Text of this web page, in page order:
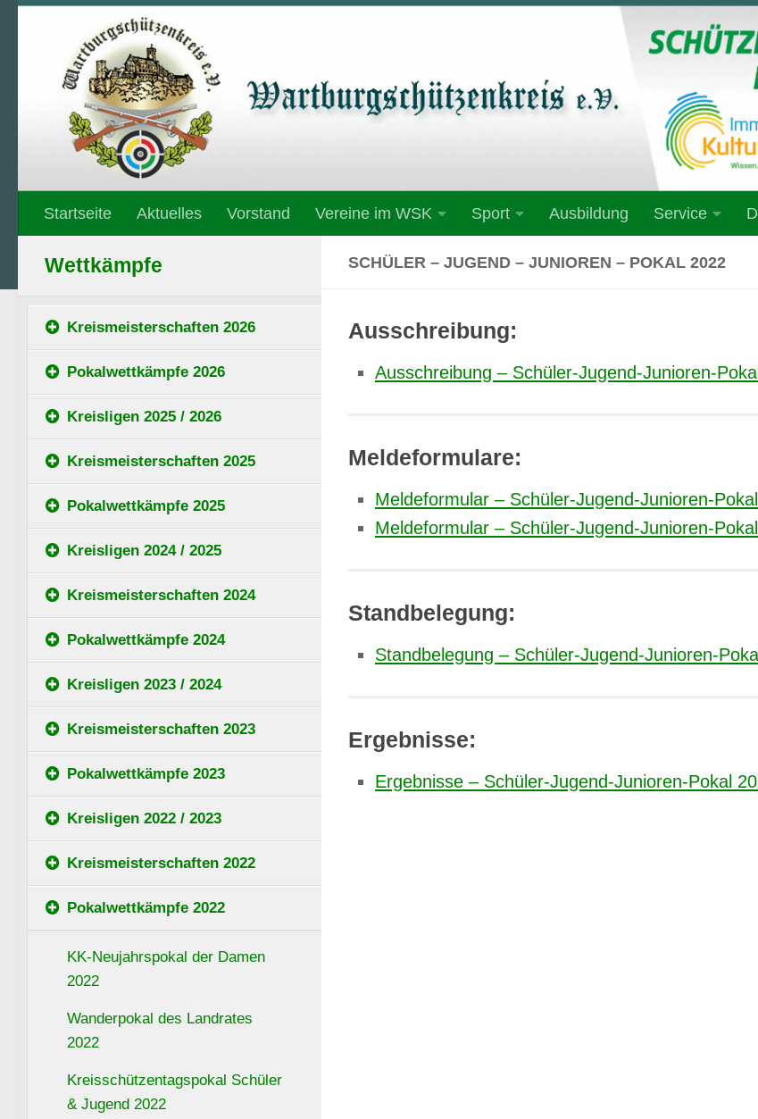
Unter dem Inhalt
Startseite Aktuelles Vorstand Vereine im WSK Sport Ausbildung Service
SCHÜLER – JUGEND – JUNIOREN – POKAL 2022
Ausschreibung:
Ausschreibung – Schüler-Jugend-Junioren-
Meldeformulare:
Meldeformular – Schüler-Jugend-Junioren-
Meldeformular – Schüler-Jugend-Junioren-
Standbelegung:
Standbelegung – Schüler-Jugend-Junioren-
Ergebnisse:
Ergebnisse – Schüler-Jugend-Junioren-Pokal
Wettkämpfe
Kreismeisterschaften 2026
Pokalwettkämpfe 2026
Kreisligen 2025 / 2026
Kreismeisterschaften 2025
Pokalwettkämpfe 2025
Kreisligen 2024 / 2025
Kreismeisterschaften 2024
Pokalwettkämpfe 2024
Kreisligen 2023 / 2024
Kreismeisterschaften 2023
Pokalwettkämpfe 2023
Kreisligen 2022 / 2023
Kreismeisterschaften 2022
Pokalwettkämpfe 2022
KK-Neujahrspokal der Damen
2022
Wanderpokal des Landrates
2022
Kreisschützentagspokal Schüler
& Jugend 2022